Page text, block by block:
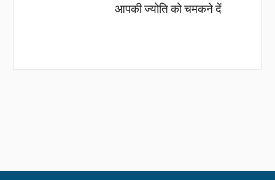
आपकी ज्योति को चमकने दें